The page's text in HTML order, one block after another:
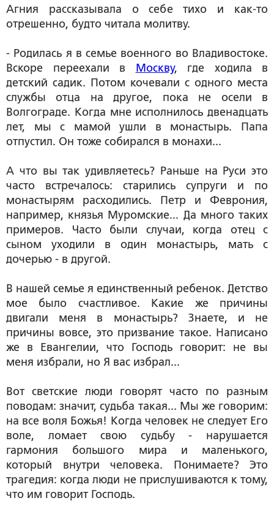
Агния рассказывала о себе тихо и как-то
отрешенно, будто читала молитву.
- Родилась я в семье военного во Владивостоке.
Вскоре переехали в
Москву, где ходила в
детский садик. Потом кочевали с одного места
службы отца на другое, пока не осели в
Волгограде. Когда мне исполнилось двенадцать
лет, мы с мамой ушли в монастырь. Папа
отпустил. Он тоже собирался в монахи...
А что вы так удивляетесь? Раньше на Руси это
часто встречалось: старились супруги и по
монастырям расходились. Петр и Феврония,
например, князья Муромские... Да много таких
примеров. Часто были случаи, когда отец с
сыном уходили в один монастырь, мать с
дочерью - в другой.
В нашей семье я единственный ребенок. Детство
мое было счастливое. Какие же причины
двигали меня в монастырь? Знаете, и не
причины вовсе, это призвание такое. Написано
же в Евангелии, что Господь говорит: не вы
меня избрали, но Я вас избрал...
Вот светские люди говорят часто по разным
поводам: значит, судьба такая... Мы же говорим:
на все воля Божья! Когда человек не следует Его
воле, ломает свою судьбу - нарушается
гармония большого мира и маленького,
который внутри человека. Понимаете? Это
трагедия: когда люди не прислушиваются к тому,
что им говорит Господь.